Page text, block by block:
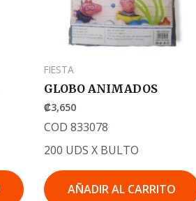
FIESTA
GLOBO ANIMADOS
₡3,650
COD 833078
200 UDS X BULTO
AÑADIR AL CARRITO